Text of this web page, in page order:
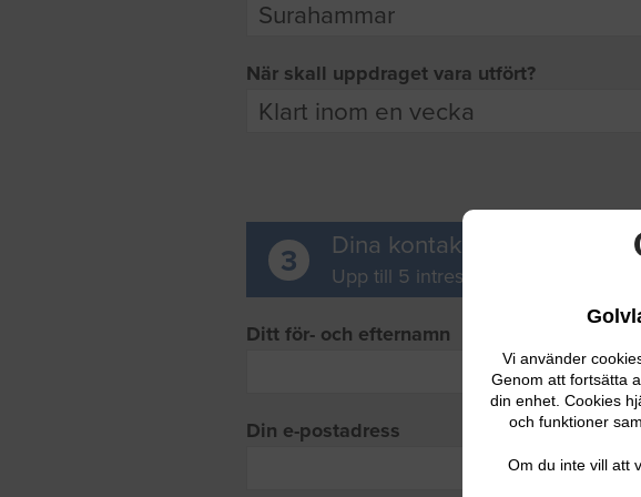
Vi använder
Genom att fortsätta
din enhet. Cookies
och funktioner
Om du inte vill att
När skall uppdraget vara utfört?
3 Dina kontaktuppgifter
Upp till 5 intresserade leverantörer
Ditt för- och efternamn
Din e-postadress